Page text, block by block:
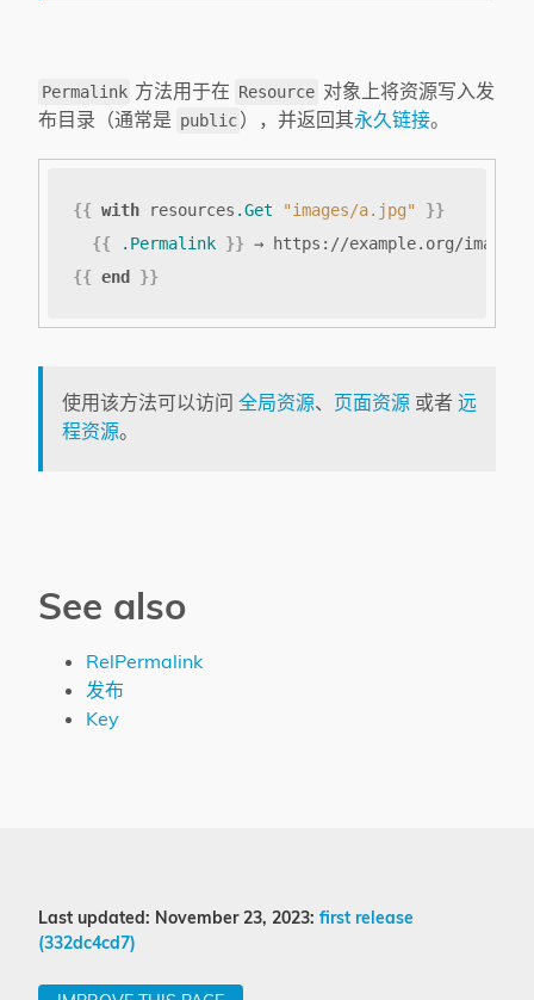
Permalink 方法用于在 Resource 对象上将资源写入发
布目录（通常是 public ），并返回其永久链接。
{{ with resources .Get "images/a.jpg"
}}
{{
.Permalink }}
{{ end }}
使用该方法可以访问 全局资源、 页面资源 或者 远
程资源。
See also
RelPermalink
发布
Key
Last updated: November 23, 2023: first release
(332dc4cd7)